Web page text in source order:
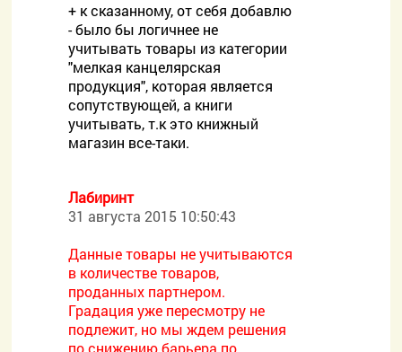
+ к сказанному, от себя добавлю
- было бы логичнее не
учитывать товары из категории
"мелкая канцелярская
продукция", которая является
сопутствующей, а книги
учитывать, т.к это книжный
магазин все-таки.
Лабиринт
31 августа 2015 10:50:43
Данные товары не учитываются
в количестве товаров,
проданных партнером.
Градация уже пересмотру не
подлежит, но мы ждем решения
по снижению барьера по